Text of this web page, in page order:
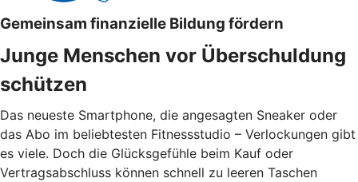
Gemeinsam finanzielle Bildung fördern
Junge Menschen vor Überschuldung
schützen
Das neueste Smartphone, die angesagten Sneaker oder
das Abo im beliebtesten Fitnessstudio – Verlockungen gibt
es viele. Doch die Glücksgefühle beim Kauf oder
Vertragsabschluss können schnell zu leeren Taschen